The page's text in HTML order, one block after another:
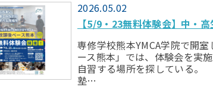
2026.05.02
【5/9・23無料体験会】中・
専修学校熊本YMCA学院で開
ース熊本」では、体験会を
自習する場所を探している
塾…